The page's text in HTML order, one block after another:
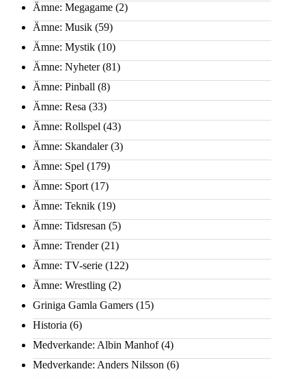
Ämne: Megagame (2)
Ämne: Musik (59)
Ämne: Mystik (10)
Ämne: Nyheter(81)
Ämne: Pinball (8)
Ämne: Resa (33)
Ämne: Rollspel (43)
Ämne: Skandaler(3)
Ämne: Spel (179)
Ämne: Sport (17)
Ämne: Teknik (19)
Ämne: Tidsresan (5)
Ämne: Trender(21)
Ämne: TV-serie (122)
Ämne: Wrestling (2)
Griniga Gamla Gamers (15)
Historia (6)
Medverkande: Albin Manhof(4)
Medverkande: Anders Nilsson (6)